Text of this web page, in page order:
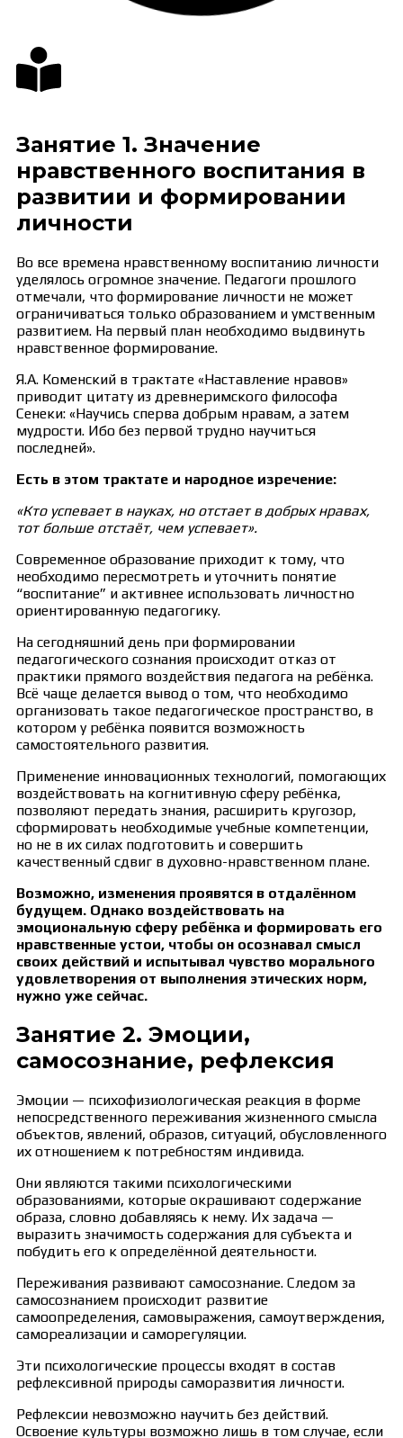
Занятие 1. Значение
нравственного воспитания в
развитии и формировании
личности
Во все времена нравственному воспитанию личности
уделялось огромное значение. Педагоги прошлого
отмечали, что формирование личности не может
ограничиваться только образованием и умственным
развитием. На первый план необходимо выдвинуть
нравственное формирование.
Я.А. Коменский в трактате «Наставление нравов»
приводит цитату из древнеримского философа
Сенеки: «Научись сперва добрым нравам, а затем
мудрости. Ибо без первой трудно научиться
последней».
Есть в этом трактате и народное изречение:
«Кто успевает в науках, но отстает в добрых нравах,
тот больше отстаёт, чем успевает».
Современное образование приходит к тому, что
необходимо пересмотреть и уточнить понятие
“воспитание” и активнее использовать личностно
ориентированную педагогику.
На сегодняшний день при формировании
педагогического сознания происходит отказ от
практики прямого воздействия педагога на ребёнка.
Всё чаще делается вывод о том, что необходимо
организовать такое педагогическое пространство, в
котором у ребёнка появится возможность
самостоятельного развития.
Применение инновационных технологий, помогающих
воздействовать на когнитивную сферу ребёнка,
позволяют передать знания, расширить кругозор,
сформировать необходимые учебные компетенции,
но не в их силах подготовить и совершить
качественный сдвиг в духовно-нравственном плане.
Возможно, изменения проявятся в отдалённом
будущем. Однако воздействовать на
эмоциональную сферу ребёнка и формировать его
нравственные устои, чтобы он осознавал смысл
своих действий и испытывал чувство морального
удовлетворения от выполнения этических норм,
нужно уже сейчас.
Занятие 2. Эмоции,
самосознание, рефлексия
Эмоции — психофизиологическая реакция в форме
непосредственного переживания жизненного смысла
объектов, явлений, образов, ситуаций, обусловленного
их отношением к потребностям индивида.
Они являются такими психологическими
образованиями, которые окрашивают содержание
образа, словно добавляясь к нему. Их задача —
выразить значимость содержания для субъекта и
побудить его к определённой деятельности.
Переживания развивают самосознание. Следом за
самосознанием происходит развитие
самоопределения, самовыражения, самоутверждения,
самореализации и саморегуляции.
Эти психологические процессы входят в состав
рефлексивной природы саморазвития личности.
Рефлексии невозможно научить без действий.
Освоение культуры возможно лишь в том случае, если